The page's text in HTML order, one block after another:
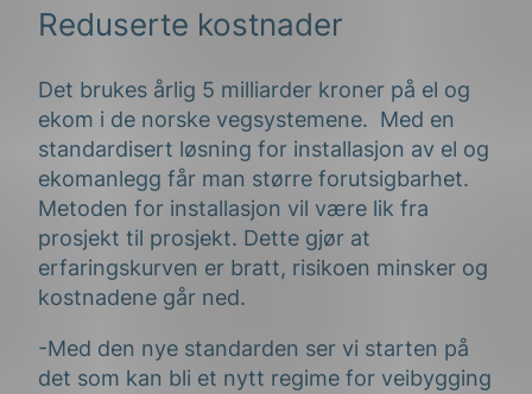
Reduserte kostnader
Det brukes årlig 5 milliarder kroner på el og
ekom i de norske vegsystemene. Med en
standardisert løsning for installasjon av el og
ekomanlegg får man større forutsigbarhet.
Metoden for installasjon vil være lik fra
prosjekt til prosjekt. Dette gjør at
erfaringskurven er bratt, risikoen minsker og
kostnadene går ned.
-Med den nye standarden ser vi starten på
det som kan bli et nytt regime for veibygging